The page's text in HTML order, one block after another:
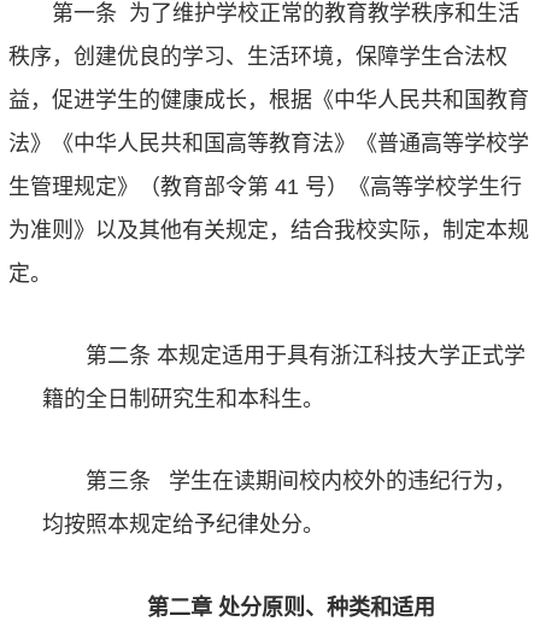
第一条 为了维护学校正常的教育教学秩序和生活
秩序，创建优良的学习、生活环境，保障学生合法权
益，促进学生的健康成长，根据《中华人民共和国教育
法》《中华人民共和国高等教育法》《普通高等学校学
生管理规定》（教育部令第 41 号）《高等学校学生行
为准则》以及其他有关规定，结合我校实际，制定本规
定。
第二条 本规定适用于具有浙江科技大学正式学
籍的全日制研究生和本科生。
第三条
学生在读期间校内校外的违纪行为，
均按照本规定给予纪律处分。
第二章 处分原则、种类和适用